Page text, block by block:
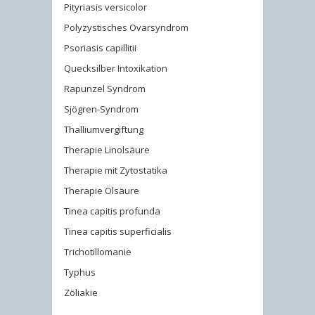
Pityriasis versicolor
Polyzystisches Ovarsyndrom
Psoriasis capillitii
Quecksilber Intoxikation
Rapunzel Syndrom
Sjögren-Syndrom
Thalliumvergiftung
Therapie Linolsäure
Therapie mit Zytostatika
Therapie Ölsäure
Tinea capitis profunda
Tinea capitis superficialis
Trichotillomanie
Typhus
Zöliakie